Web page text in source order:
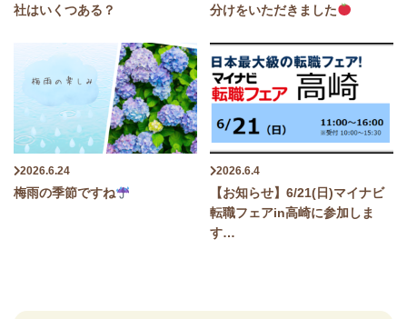
社はいくつある？ 分けをいただきました
2026.6.24
梅雨の季節ですね
2026.6.4
【お知らせ】6/21(日)マイナビ
転職フェアin高崎に参加しま
す…